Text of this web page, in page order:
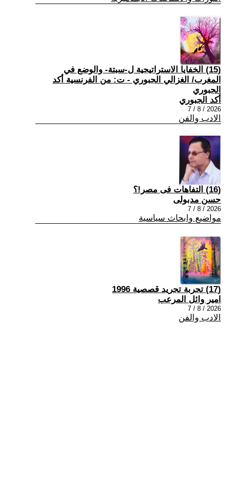
(15) الخفايا الاستراتيجية ل-سبتة- والوضع في
المغرب/ الغزالي الجبوري - ت: من الفرنسية أكد
الجبوري
أكد الجبوري
2026 / 8 / 7
الادب والفن
(16) التفاهات فى مصر!؟
حسن مدبولى
2026 / 8 / 7
مواضيع وابحاث سياسية
(17) تجربة تجريد قصصية 1996
امير وائل المرعب
2026 / 8 / 7
الادب والفن